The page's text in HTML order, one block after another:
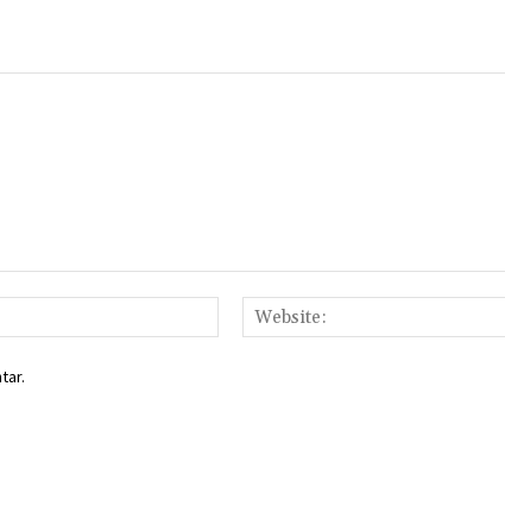
Email:*